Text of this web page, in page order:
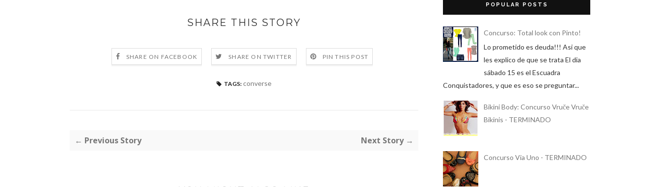
SHARE THIS STORY
SHARE ON FACEBOOK SHARE ON TWITTER PIN THIS POST
TAGS: converse
← Previous Story Next Story →
POPULAR POSTS
Concurso: Total look con Pinto!
Lo prometido es deuda!!! Asi que
les explico de que se trata El dia
sábado 15 es el Escuadra
Conquistadores, y que es eso se preguntar...
Bikini Body: Concurso Vruče Vruče
Bikinis - TERMINADO
Concurso Via Uno - TERMINADO